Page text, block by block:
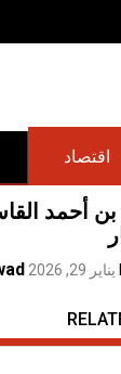
اقتصاد
أحمد
يناير 29, 2026 by